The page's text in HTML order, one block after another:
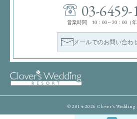
03-6459-
営業時間 10：00～20：00（年
メールでのお問い合わ
© 2014-2026 Clover's Wedding